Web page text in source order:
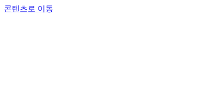
콘텐츠로 이동